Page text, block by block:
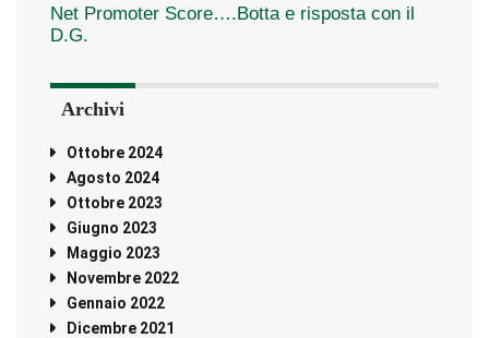
Net Promoter Score….Botta e risposta con il
D.G.
Archivi
Ottobre 2024
Agosto 2024
Ottobre 2023
Giugno 2023
Maggio 2023
Novembre 2022
Gennaio 2022
Dicembre 2021